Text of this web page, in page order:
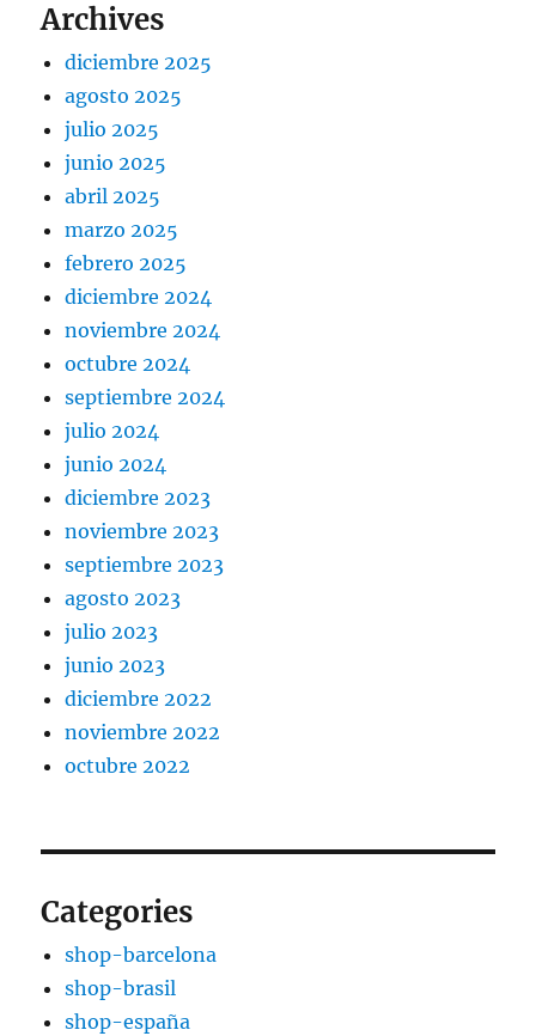
Archives
diciembre 2025
agosto 2025
julio 2025
junio 2025
abril 2025
marzo 2025
febrero 2025
diciembre 2024
noviembre 2024
octubre 2024
septiembre 2024
julio 2024
junio 2024
diciembre 2023
noviembre 2023
septiembre 2023
agosto 2023
julio 2023
junio 2023
diciembre 2022
noviembre 2022
octubre 2022
Categories
shop-barcelona
shop-brasil
shop-españa